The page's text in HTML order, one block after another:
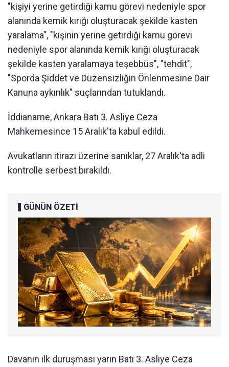
"kişiyi yerine getirdiği kamu görevi nedeniyle spor
alanında kemik kırığı oluşturacak şekilde kasten
yaralama", "kişinin yerine getirdiği kamu görevi
nedeniyle spor alanında kemik kırığı oluşturacak
şekilde kasten yaralamaya teşebbüs", "tehdit",
"Sporda Şiddet ve Düzensizliğin Önlenmesine Dair
Kanuna aykırılık" suçlarından tutuklandı.
İddianame, Ankara Batı 3. Asliye Ceza
Mahkemesince 15 Aralık'ta kabul edildi.
Avukatların itirazı üzerine sanıklar, 27 Aralık'ta adli
kontrolle serbest bırakıldı.
GÜNÜN ÖZETİ
Davanın ilk duruşması yarın Batı 3. Asliye Ceza